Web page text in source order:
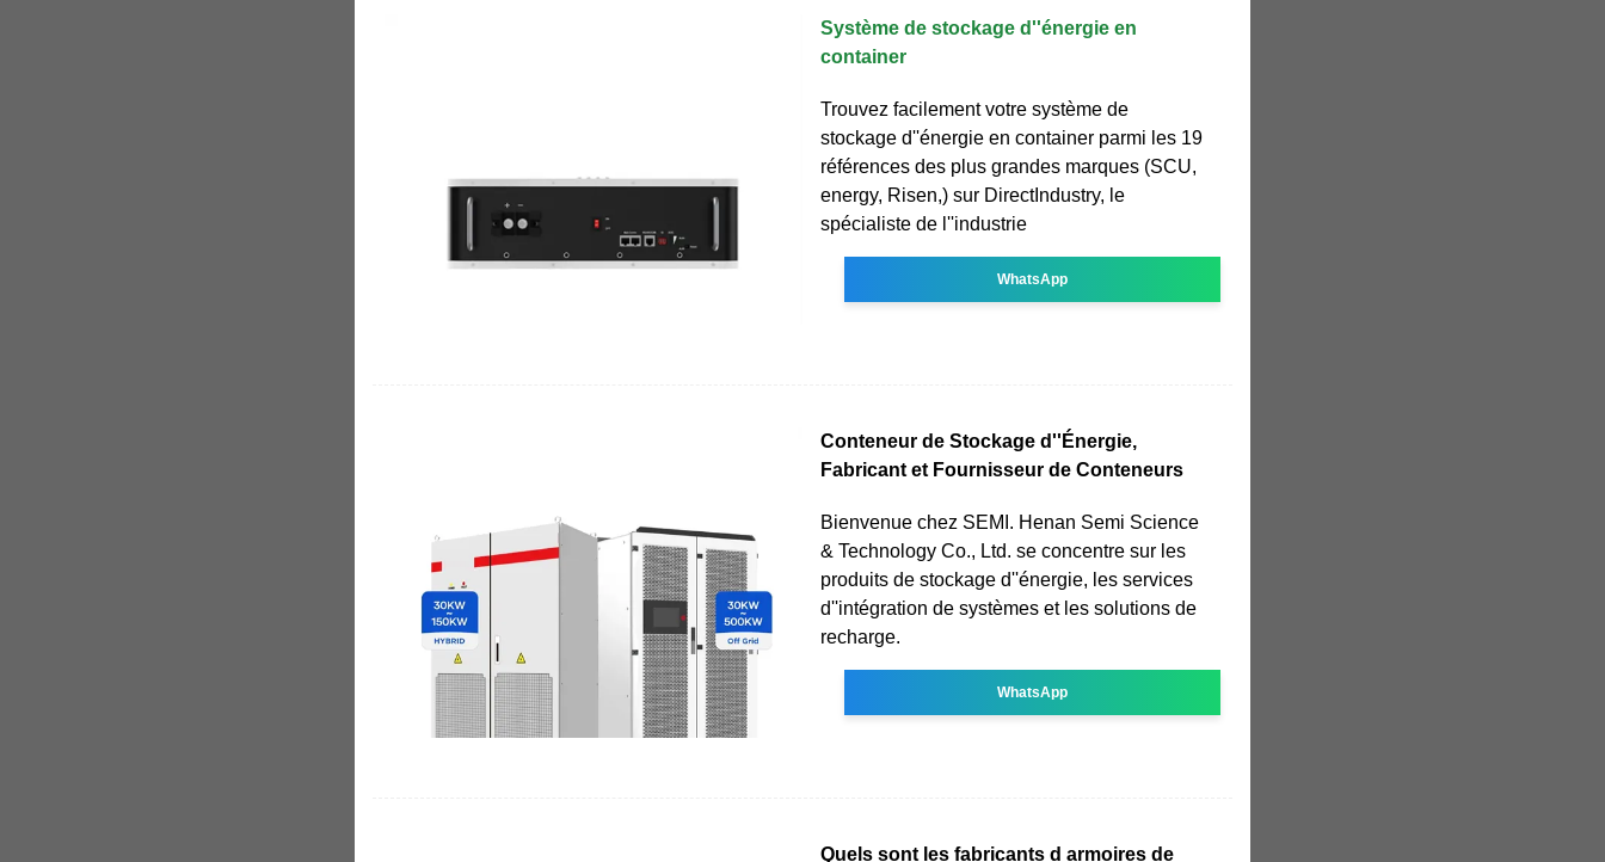
Système de stockage d''énergie en
container
Trouvez facilement votre système de
stockage d''énergie en container parmi les 19
références des plus grandes marques (SCU,
energy, Risen,) sur DirectIndustry, le
spécialiste de l''industrie
WhatsApp
Conteneur de Stockage d''Énergie,
Fabricant et Fournisseur de Conteneurs
Bienvenue chez SEMI. Henan Semi Science
& Technology Co., Ltd. se concentre sur les
produits de stockage d''énergie, les services
d''intégration de systèmes et les solutions de
recharge.
WhatsApp
Quels sont les fabricants d armoires de